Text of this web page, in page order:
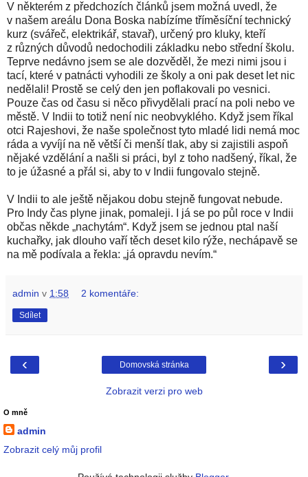
V některém z předchozích článků jsem možná uvedl, že
v našem areálu Dona Boska nabízíme tříměsíční technický
kurz (svářeč, elektrikář, stavař), určený pro kluky, kteří
z různých důvodů nedochodili základku nebo střední školu.
Teprve nedávno jsem se ale dozvěděl, že mezi nimi jsou i
tací, které v patnácti vyhodili ze školy a oni pak deset let nic
nedělali! Prostě se celý den jen poflakovali po vesnici.
Pouze čas od času si něco přivydělali prací na poli nebo ve
městě. V Indii to totiž není nic neobvyklého. Když jsem říkal
otci Rajeshovi, že naše společnost tyto mladé lidi nemá moc
ráda a vyvíjí na ně větší či menší tlak, aby si zajistili aspoň
nějaké vzdělání a našli si práci, byl z toho nadšený, říkal, že
to je úžasné a přál si, aby to v Indii fungovalo stejně.
V Indii to ale ještě nějakou dobu stejně fungovat nebude.
Pro Indy čas plyne jinak, pomaleji. I já se po půl roce v Indii
občas někde „nachytám“. Když jsem se jednou ptal naší
kuchařky, jak dlouho vaří těch deset kilo rýže, nechápavě se
na mě podívala a řekla: „já opravdu nevím.“
admin v 1:58 2 komentáře:
Sdílet
‹ ›
Domovská stránka
Zobrazit verzi pro web
O mně
admin
Zobrazit celý můj profil